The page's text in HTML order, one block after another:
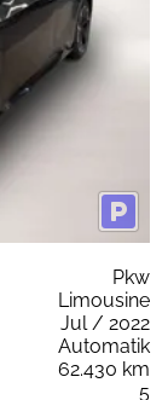
Pkw
Limousine
Jul / 2022
Automatik
62.430 km
5